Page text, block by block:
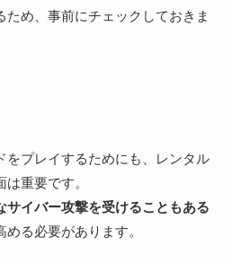
ため、事前にチェックしておきま
をプレイするためにも、レンタル
重要です。
サイバー攻撃を受けることもある
る必要があります。